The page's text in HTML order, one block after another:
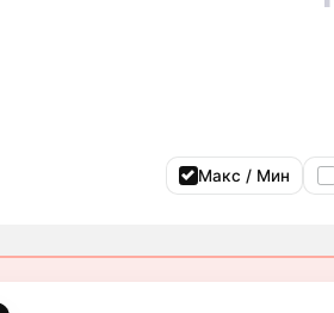
Макс / Мин